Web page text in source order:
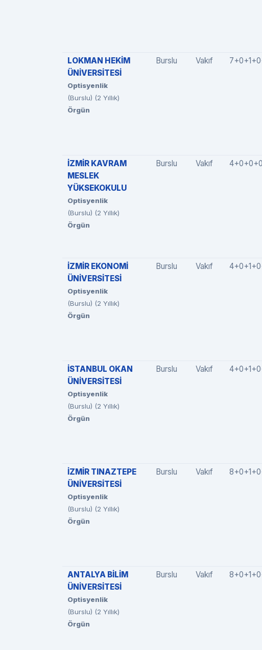
LOKMAN HEKİM
ÜNİVERSİTESİ
Optisyenlik
(Burslu) (2 Yıllık)
Örgün
Burslu Vakıf
İZMİR KAVRAM
MESLEK
YÜKSEKOKULU
Optisyenlik
(Burslu) (2 Yıllık)
Örgün
Burslu Vakıf
İZMİR EKONOMİ
ÜNİVERSİTESİ
Optisyenlik
(Burslu) (2 Yıllık)
Örgün
Burslu Vakıf
İSTANBUL OKAN
ÜNİVERSİTESİ
Optisyenlik
(Burslu) (2 Yıllık)
Örgün
Burslu Vakıf
İZMİR TINAZTEPE
ÜNİVERSİTESİ
Optisyenlik
(Burslu) (2 Yıllık)
Örgün
Burslu Vakıf
ANTALYA BİLİM
ÜNİVERSİTESİ
Optisyenlik
(Burslu) (2 Yıllık)
Örgün
Burslu Vakıf